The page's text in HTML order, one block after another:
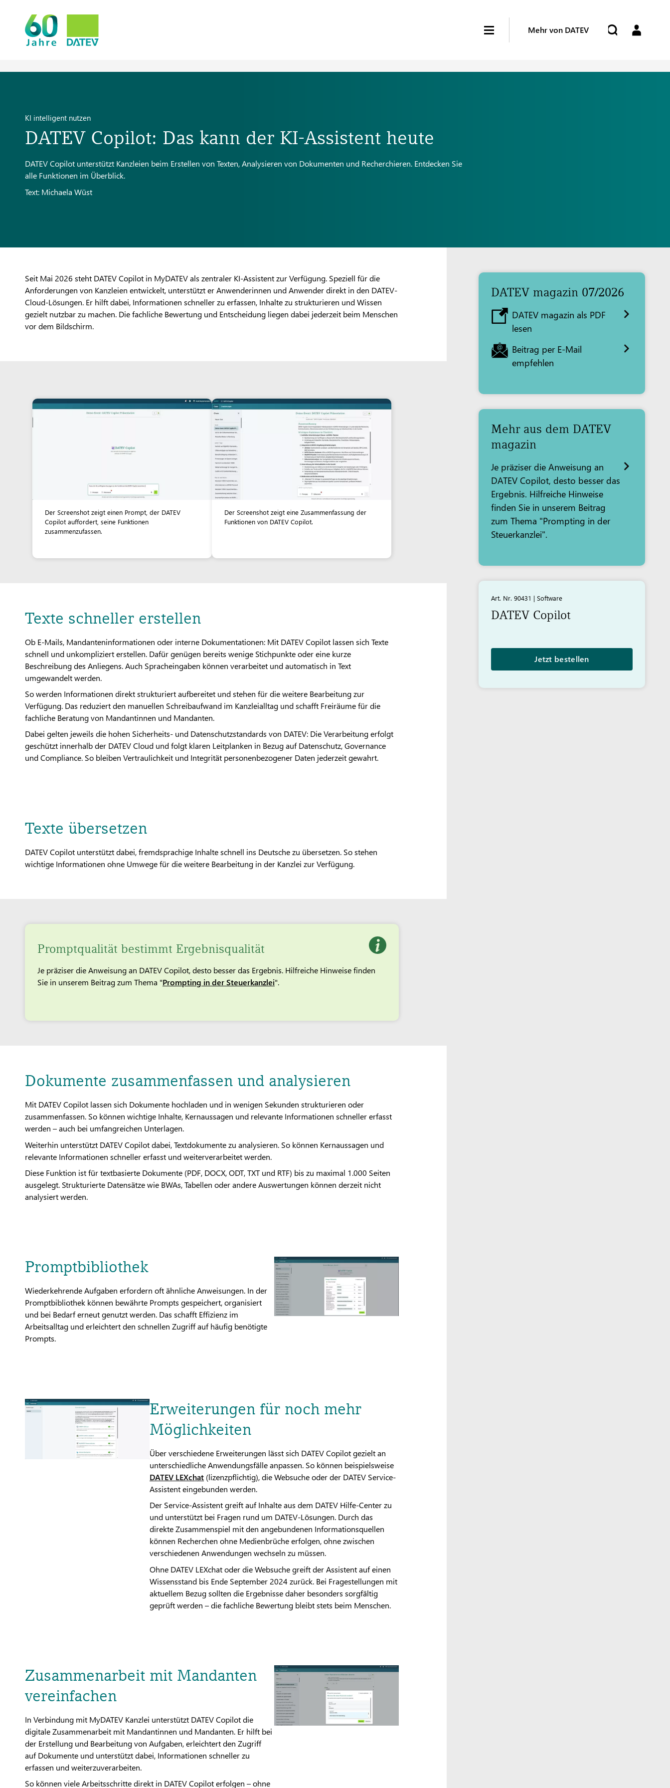
Mehr von DATEV
KI intelligent nutzen
DATEV Copilot: Das kann der KI-Assistent heute
DATEV Copilot unterstützt Kanzleien beim Erstellen von Texten, Analysieren von Dokumenten und Recherchieren. Entdecken Sie
alle Funktionen im Überblick.
Text: Michaela Wüst
Seit Mai 2026 steht DATEV Copilot in MyDATEV als zentraler KI-Assistent zur Verfügung. Speziell für die
Anforderungen von Kanzleien entwickelt, unterstützt er Anwenderinnen und Anwender direkt in den DATEV-
Cloud-Lösungen. Er hilft dabei, Informationen schneller zu erfassen, Inhalte zu strukturieren und Wissen
gezielt nutzbar zu machen. Die fachliche Bewertung und Entscheidung liegen dabei jederzeit beim Menschen
vor dem Bildschirm.
Der Screenshot zeigt einen Prompt, der DATEV
Copilot auffordert, seine Funktionen
zusammenzufassen.
Der Screenshot zeigt eine Zusammenfassung der
Funktionen von DATEV Copilot.
Texte schneller erstellen
Ob E-Mails, Mandanteninformationen oder interne Dokumentationen: Mit DATEV Copilot lassen sich Texte
schnell und unkompliziert erstellen. Dafür genügen bereits wenige Stichpunkte oder eine kurze
Beschreibung des Anliegens. Auch Spracheingaben können verarbeitet und automatisch in Text
umgewandelt werden.
So werden Informationen direkt strukturiert aufbereitet und stehen für die weitere Bearbeitung zur
Verfügung. Das reduziert den manuellen Schreibaufwand im Kanzleialltag und schafft Freiräume für die
fachliche Beratung von Mandantinnen und Mandanten.
Dabei gelten jeweils die hohen Sicherheits- und Datenschutzstandards von DATEV: Die Verarbeitung erfolgt
geschützt innerhalb der DATEV Cloud und folgt klaren Leitplanken in Bezug auf Datenschutz, Governance
und Compliance. So bleiben Vertraulichkeit und Integrität personenbezogener Daten jederzeit gewahrt.
Texte übersetzen
DATEV Copilot unterstützt dabei, fremdsprachige Inhalte schnell ins Deutsche zu übersetzen. So stehen
wichtige Informationen ohne Umwege für die weitere Bearbeitung in der Kanzlei zur Verfügung.
Promptqualität bestimmt Ergebnisqualität
Je präziser die Anweisung an DATEV Copilot, desto besser das Ergebnis. Hilfreiche Hinweise finden
Sie in unserem Beitrag zum Thema "Prompting in der Steuerkanzlei".
Dokumente zusammenfassen und analysieren
Mit DATEV Copilot lassen sich Dokumente hochladen und in wenigen Sekunden strukturieren oder
zusammenfassen. So können wichtige Inhalte, Kernaussagen und relevante Informationen schneller erfasst
werden – auch bei umfangreichen Unterlagen.
Weiterhin unterstützt DATEV Copilot dabei, Textdokumente zu analysieren. So können Kernaussagen und
relevante Informationen schneller erfasst und weiterverarbeitet werden.
Diese Funktion ist für textbasierte Dokumente (PDF, DOCX, ODT, TXT und RTF) bis zu maximal 1.000 Seiten
ausgelegt. Strukturierte Datensätze wie BWAs, Tabellen oder andere Auswertungen können derzeit nicht
analysiert werden.
Promptbibliothek
Wiederkehrende Aufgaben erfordern oft ähnliche Anweisungen. In der
Promptbibliothek können bewährte Prompts gespeichert, organisiert
und bei Bedarf erneut genutzt werden. Das schafft Effizienz im
Arbeitsalltag und erleichtert den schnellen Zugriff auf häufig benötigte
Prompts.
Erweiterungen für noch mehr
Möglichkeiten
Über verschiedene Erweiterungen lässt sich DATEV Copilot gezielt an
unterschiedliche Anwendungsfälle anpassen. So können beispielsweise
DATEV LEXchat (lizenzpflichtig), die Websuche oder der DATEV Service-
Assistent eingebunden werden.
Der Service-Assistent greift auf Inhalte aus dem DATEV Hilfe-Center zu
und unterstützt bei Fragen rund um DATEV-Lösungen. Durch das
direkte Zusammenspiel mit den angebundenen Informationsquellen
können Recherchen ohne Medienbrüche erfolgen, ohne zwischen
verschiedenen Anwendungen wechseln zu müssen.
Ohne DATEV LEXchat oder die Websuche greift der Assistent auf einen
Wissensstand bis Ende September 2024 zurück. Bei Fragestellungen mit
aktuellem Bezug sollten die Ergebnisse daher besonders sorgfältig
geprüft werden – die fachliche Bewertung bleibt stets beim Menschen.
Zusammenarbeit mit Mandanten
vereinfachen
In Verbindung mit MyDATEV Kanzlei unterstützt DATEV Copilot die
digitale Zusammenarbeit mit Mandantinnen und Mandanten. Er hilft bei
der Erstellung und Bearbeitung von Aufgaben, erleichtert den Zugriff
auf Dokumente und unterstützt dabei, Informationen schneller zu
erfassen und weiterzuverarbeiten.
So können viele Arbeitsschritte direkt in DATEV Copilot erfolgen – ohne
DATEV magazin 07/2026
DATEV magazin als PDF
lesen
Beitrag per E-Mail
empfehlen
Mehr aus dem DATEV
magazin
Je präziser die Anweisung an
DATEV Copilot, desto besser das
Ergebnis. Hilfreiche Hinweise
finden Sie in unserem Beitrag
zum Thema "Prompting in der
Steuerkanzlei".
Art. Nr. 90431 | Software
DATEV Copilot
Jetzt bestellen